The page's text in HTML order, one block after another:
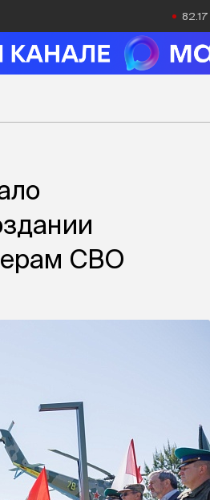
82.17
СВО